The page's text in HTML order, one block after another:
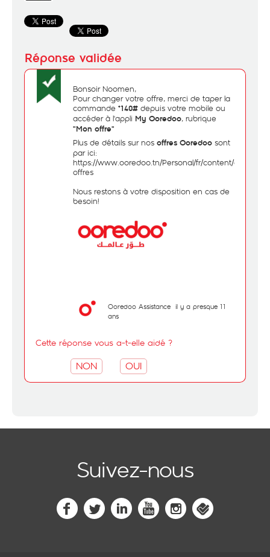
Bonsoir Noomen,
Pour changer votre offre, merci de taper la
commande *140# depuis votre mobile ou
accéder à l'appli My Ooredoo, rubrique
"Mon offre"
Plus de détails sur nos offres Ooredoo sont
par ici:
https://www.ooredoo.tn/Personal/fr/content/
offres
Nous restons à votre disposition en cas de
besoin!
Ooredoo Assistance il y a presque 11
ans
Cette réponse vous a-t-elle aidé ?
NON OUI
Suivez-nous